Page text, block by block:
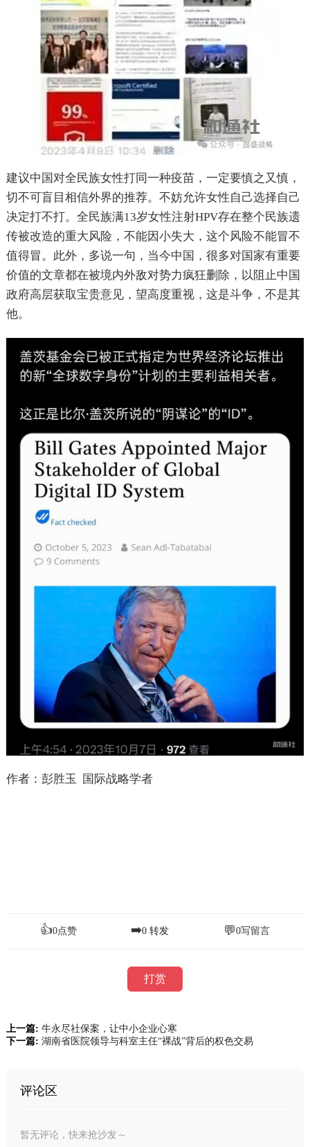
建议中国对全民族女性打同一种疫苗，一定要慎之又慎，
切不可盲目相信外界的推荐。不妨允许女性自己选择自己
决定打不打。全民族满13岁女性注射HPV存在整个民族遗
传被改造的重大风险，不能因小失大，这个风险不能冒不
值得冒。此外，多说一句，当今中国，很多对国家有重要
价值的文章都在被境内外敌对势力疯狂删除，以阻止中国
政府高层获取宝贵意见，望高度重视，这是斗争，不是其
他。
作者：彭胜玉 国际战略学者
👍0点赞 ➡️0 转发 💬0写留言
打赏
上一篇: 牛永尽社保案，让中小企业心寒
下一篇: 湖南省医院领导与科室主任“裸战”背后的权色交易
评论区
暂无评论，快来抢沙发～